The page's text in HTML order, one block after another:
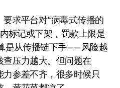
求平台对“病毒式传播的
标记或下架，罚款上限是
是从传播链下手——风险越
压力越大。但问题在
参差不齐，很多时候只